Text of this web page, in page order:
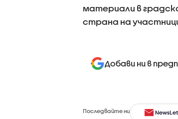
материали в
страна на
Добави ни в
Последвайте ни